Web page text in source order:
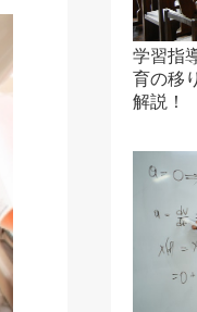
学習指
育の移
解説！